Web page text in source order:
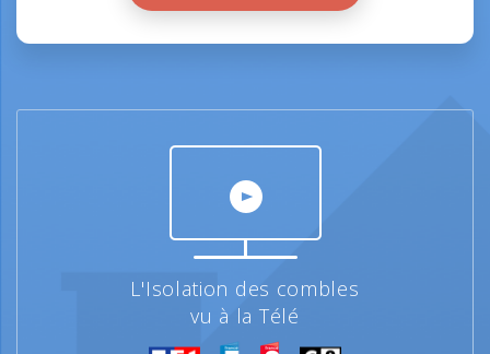
L'Isolation des combles
vu à la Télé